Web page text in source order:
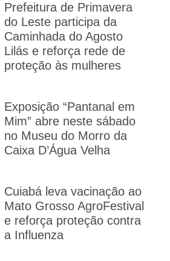
Prefeitura de Primavera
do Leste participa da
Caminhada do Agosto
Lilás e reforça rede de
proteção às mulheres
Exposição “Pantanal em
Mim” abre neste sábado
no Museu do Morro da
Caixa D’Água Velha
Cuiabá leva vacinação ao
Mato Grosso AgroFestival
e reforça proteção contra
a Influenza